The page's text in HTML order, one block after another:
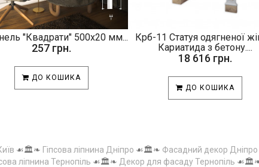
"Квадрати" 500х20 мм...
257 грн.
ДО КОШИКА
Крб-11 Статуя одягненої
Кариатида з бетону....
18 616 грн.
ДО КОШИКА
☙🏛️❧ Гіпсова ліпнина Дніпро ☙🏛️❧ Фасадний декор Дніпро
ліпнина Тернопіль ☙🏛️❧ Декор для фасаду Тернопіль